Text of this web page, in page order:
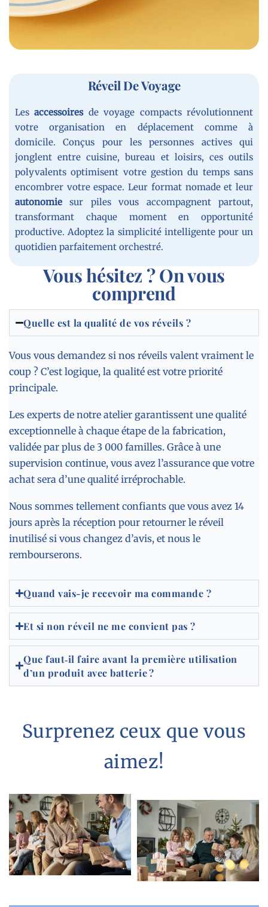
Réveil De Voyage
Lesaccessoiresde voyage compacts révolutionnent
votre organisation en déplacement comme à
domicile. Conçus pour les personnes actives qui
jonglent entre cuisine, bureau et loisirs, ces outils
polyvalents optimisent votre gestion du temps sans
encombrer votre espace. Leur format nomade et leur
autonomie sur piles vous accompagnent partout,
transformant chaque moment en opportunité
productive. Adoptez la simplicité intelligente pour un
quotidien parfaitement orchestré.
Vous hésitez ? On vous
comprend
Quelle est la qualité de vos réveils ?
Vous vous demandez si nos réveils valent vraiment le
coup ? C’est logique, la qualité est votre priorité
principale.
Les experts de notre atelier garantissent une qualité
exceptionnelle à chaque étape de la fabrication,
validée par plus de 3 000 familles. Grâce à une
supervision continue, vous avez l’assurance que votre
achat sera d’une qualité irréprochable.
Nous sommes tellement confiants que vous avez 14
jours après la réception pour retourner le réveil
inutilisé si vous changez d’avis, et nous le
rembourserons.
Quand vais-je recevoir ma commande ?
Et si non réveil ne me convient pas ?
Que faut‑il faire avant la première utilisation
d’un produit avec batterie ?
Surprenez ceux que vous
aimez!